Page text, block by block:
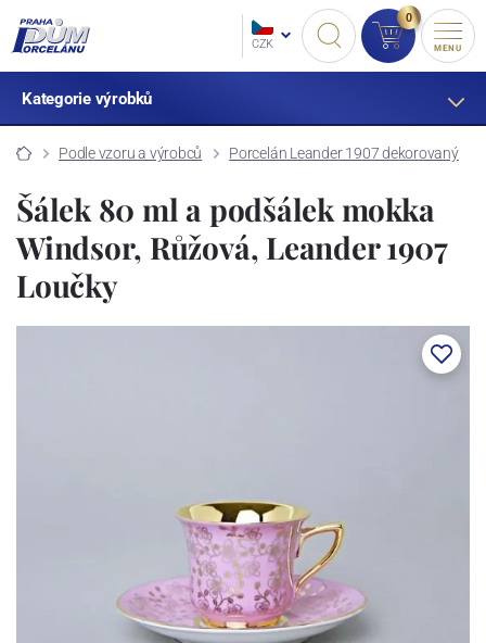
CZK
0
MENU
Kategorie výrobků
Podle vzoru a výrobců Porcelán Leander 1907 dekorovaný
Šálek 80 ml a podšálek mokka
Windsor, Růžová, Leander 1907
Loučky